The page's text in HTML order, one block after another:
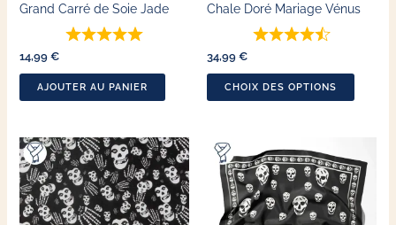
Grand Carré de Soie Jade
14,99 €
AJOUTER AU PANIER
Chale Doré Mariage Vénus
34,99 €
CHOIX DES OPTIONS
être
page
produit
a